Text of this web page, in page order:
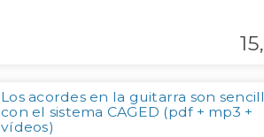
15,
Los acordes en la guitarra son
con el sistema CAGED (pdf + mp3 +
vídeos)